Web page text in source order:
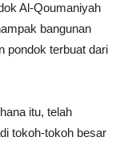
Al-Qoumaniyah
bangunan
pondok terbuat dari
itu, telah
tokoh-tokoh besar